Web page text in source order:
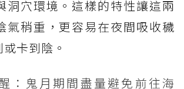
洞穴環境。這樣的特性讓這兩
氣稍重，更容易在夜間吸收穢
卡到陰。
：鬼月期間盡量避免前往海